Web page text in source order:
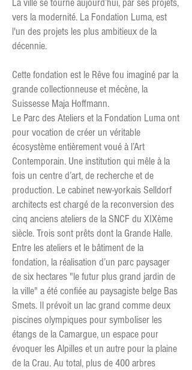
La ville se tourne aujourd’hui, par ses projets,
vers la modernité. La Fondation Luma, est
l'un des projets les plus ambitieux de la
décennie.
Cette fondation est le Rêve fou imaginé par la
grande collectionneuse et mécène, la
Suissesse Maja Hoffmann.
Le Parc des Ateliers et la Fondation Luma ont
pour vocation de créer un véritable
écosystème entièrement voué à l’Art
Contemporain. Une institution qui mêle à la
fois un centre d’art, de recherche et de
production. Le cabinet new-yorkais Selldorf
architects est chargé de la reconversion des
cinq anciens ateliers de la SNCF du XIXème
siècle. Trois sont prêts dont la Grande Halle.
Entre les ateliers et le bâtiment de la
fondation, la réalisation d’un parc paysager
de six hectares "le futur plus grand jardin de
la ville" a été confiée au paysagiste belge Bas
Smets. Il prévoit un lac grand comme deux
piscines olympiques pour symboliser les
étangs de la Camargue, un espace pour
évoquer les Alpilles et un autre pour la plaine
de la Crau. Au total, plus de 400 arbres